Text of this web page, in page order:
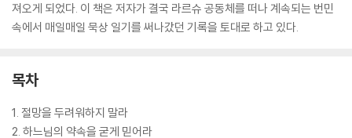
져오게 되었다. 이 책은 저자가 결국 라르슈 공동체를 떠나 계속되는 번민
속에서 매일매일 묵상 일기를 써나갔던 기록을 토대로 하고 있다.
목차
1. 절망을 두려워하지 말라
2. 하느님의 약속을 굳게 믿어라